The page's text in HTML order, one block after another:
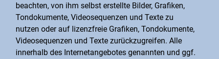
beachten, von ihm selbst erstellte Bilder, Grafiken,
Tondokumente, Videosequenzen und Texte zu
nutzen oder auf lizenzfreie Grafiken, Tondokumente,
Videosequenzen und Texte zurückzugreifen. Alle
innerhalb des Internetangebotes genannten und ggf.